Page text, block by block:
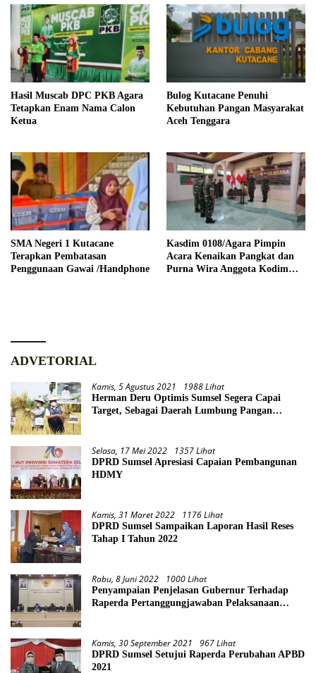
Hasil Muscab DPC PKB Agara
Tetapkan Enam Nama Calon
Ketua
Bulog Kutacane Penuhi
Kebutuhan Pangan Masyarakat
Aceh Tenggara
SMA Negeri 1 Kutacane
Terapkan Pembatasan
Penggunaan Gawai /Handphone
Kasdim 0108/Agara Pimpin
Acara Kenaikan Pangkat dan
Purna Wira Anggota Kodim
ADVETORIAL
Kamis, 5 Agustus 2021 1988 Lihat
Herman Deru Optimis Sumsel Segera Capai
Target, Sebagai Daerah Lumbung Pangan
Selasa, 17 Mei 2022 1357 Lihat
DPRD Sumsel Apresiasi Capaian Pembangunan
HDMY
Kamis, 31 Maret 2022 1176 Lihat
DPRD Sumsel Sampaikan Laporan Hasil Reses
Tahap I Tahun 2022
Rabu, 8 Juni 2022 1000 Lihat
Penyampaian Penjelasan Gubernur Terhadap
Raperda Pertanggungjawaban Pelaksanaan
Kamis, 30 September 2021 967 Lihat
DPRD Sumsel Setujui Raperda Perubahan APBD
2021